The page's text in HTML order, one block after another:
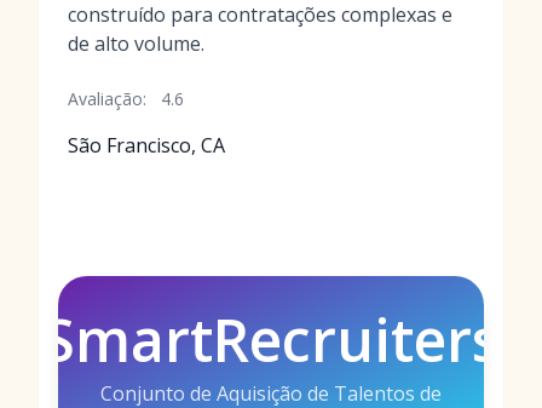
construído para contratações complexas e
de alto volume.
Avaliação: 4.6
São Francisco, CA
SmartRecruiters
Conjunto de Aquisição de Talentos de